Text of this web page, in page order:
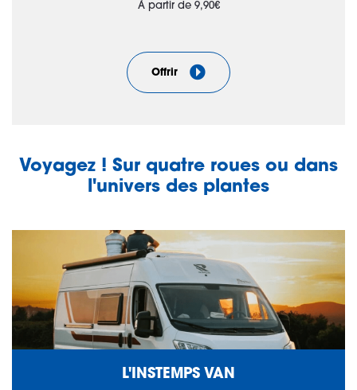
À partir de 9,90€
Offrir
Voyagez ! Sur quatre roues ou dans
l'univers des plantes
L'INSTEMPS VAN